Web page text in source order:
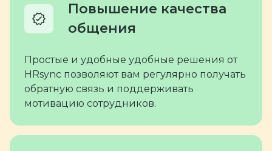
Повышение качества
общения
Простые и удобные удобные решения от
HRsync позволяют вам регулярно получать
обратную связь и поддерживать
мотивацию сотрудников.